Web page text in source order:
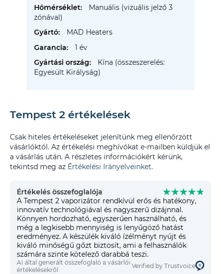
Manuális (vizuális jelző 3
zónával)
MAD Heaters
1 év
Kína (összeszerelés:
Egyesült Királyság)
Tempest 2 értékelések
Csak hiteles értékeléseket jelenítünk meg ellenőrzött
vásárlóktól. Az értékelési meghívókat e-mailben küldjük el
a vásárlás után. A részletes információkért kérünk,
tekintsd meg az Értékelési Irányelveinket.
Értékelés összefoglalója
A Tempest 2 vaporizátor rendkívül erős és hatékony,
innovatív technológiával és nagyszerű dizájnnal.
Könnyen hordozható, egyszerűen használható, és
még a legkisebb mennyiség is lenyűgöző hatást
eredményez. A készülék kiváló ízélményt nyújt és
kiváló minőségű gőzt biztosít, ami a felhasználók
számára szinte kötelező darabbá teszi.
AI által generált összefoglaló a vásárlói
értékelésekről
Verified by Trustvoice